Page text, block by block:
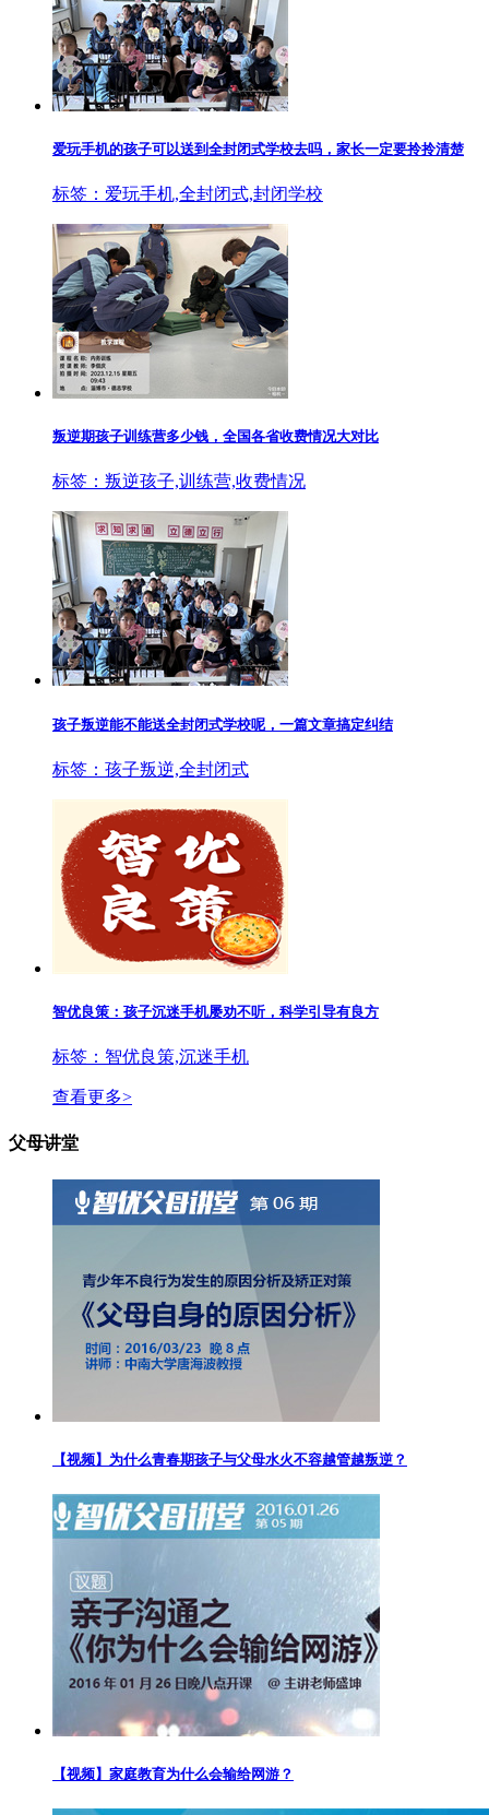
爱玩手机的孩子可以送到全封闭式学校去吗，家长一定要拎拎清楚
标签：爱玩手机,全封闭式,封闭学校
叛逆期孩子训练营多少钱，全国各省收费情况大对比
标签：叛逆孩子,训练营,收费情况
孩子叛逆能不能送全封闭式学校呢，一篇文章搞定纠结
标签：孩子叛逆,全封闭式
智优良策：孩子沉迷手机屡劝不听，科学引导有良方
标签：智优良策,沉迷手机
查看更多>
父母讲堂
【视频】为什么青春期孩子与父母水火不容越管越叛逆？
【视频】家庭教育为什么会输给网游？